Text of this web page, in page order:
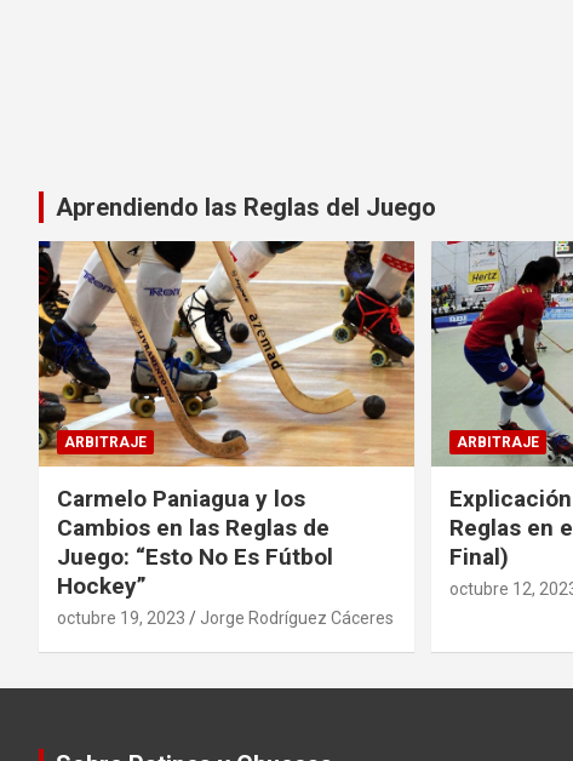
Aprendiendo las Reglas del Juego
ARBITRAJE
Carmelo Paniagua y los
Cambios en las Reglas de
Juego: “Esto No Es Fútbol
Hockey”
octubre 19, 2023 Jorge Rodríguez Cáceres
ARBITRAJE
Reglas en
Final)
octubre 12,